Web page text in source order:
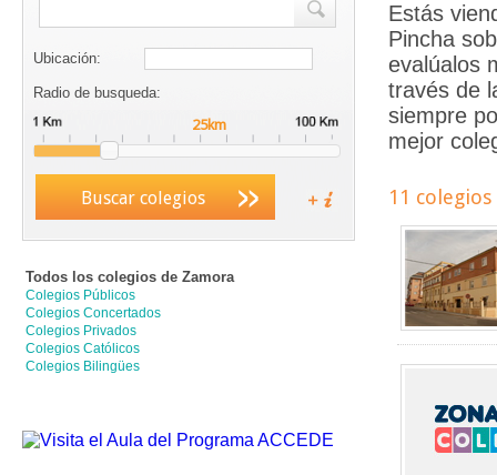
Ubicación:
Radio de busqueda:
Buscar colegios
Todos los colegios de Zamora
Colegios Públicos
Colegios Concertados
Colegios Privados
Colegios Católicos
Colegios Bilingües
Estás
Pincha
evalúalos
través de
siempre
mejor
11